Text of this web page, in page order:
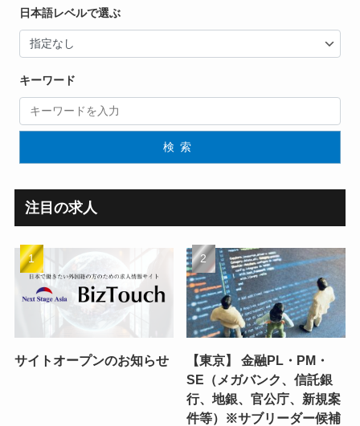
日本語レベルで選ぶ
キーワード
検索
注目の求人
サイトオープンのお知らせ
【東京】 金融PL・PM・
SE（メガバンク、信託銀
行、地銀、官公庁、新規案
件等）※サブリーダー候補